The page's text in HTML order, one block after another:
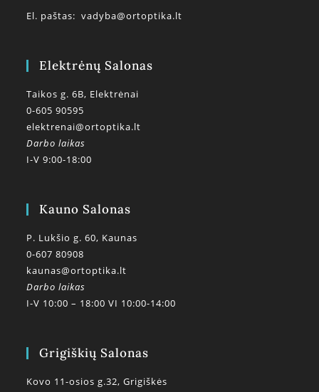
El. paštas:vadyba@ortoptika.lt
Elektrėnų Salonas
Taikos g. 6B, Elektrėnai
0-605 90595
elektrenai@ortoptika.lt
Darbo laikas
I-V 9:00-18:00
Kauno Salonas
P. Lukšio g. 60, Kaunas
0-607 80908
kaunas@ortoptika.lt
Darbo laikas
I-V 10:00 – 18:00 VI 10:00-14:00
Grigiškių Salonas
Kovo 11-osios g.32, Grigiškės